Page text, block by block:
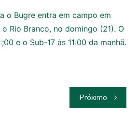
o Bugre entra em campo em
Rio Branco, no domingo (21). O
e o Sub-17 às 11:00 da manhã.
Próximo